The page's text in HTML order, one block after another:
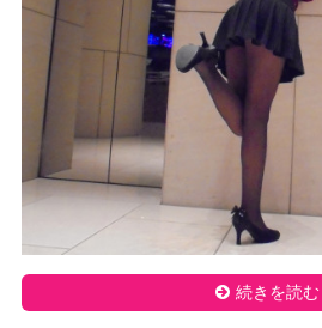
続きを読む